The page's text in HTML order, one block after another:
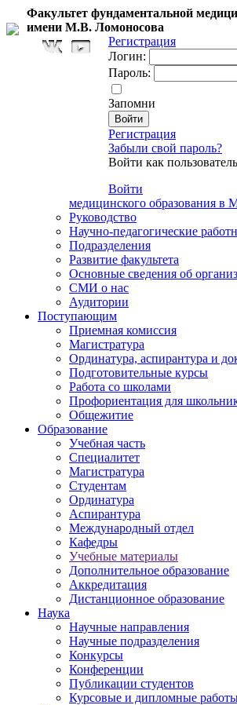
Факультет фундаментальной
имени М.В. Ломоносова
Регистрация
Логин:
Пароль:
Запомни
Регистрация
Забыли свой пароль?
Войти как
Войти
медицинского образования в
Руководство
Научно-педагогические
Подразделения
Развитие факультета
Основные сведения об
СМИ о нас
Аудитории
Поступающим
Приемная комиссия
Магистратура
Ординатура, аспирантура и
Подготовительные курсы
Работа со школами
Профориентация для
Общежитие
Образование
Учебная часть
Специалитет
Магистратура
Студентам
Ординатура
Аспирантура
Международный отдел
Кафедры
Учебные материалы
Дополнительное образование
Аккредитация
Дистанционное образование
Наука
Научные направления
Научные подразделения
Конкурсы
Конференции
Публикации студентов
Курсовые и дипломные